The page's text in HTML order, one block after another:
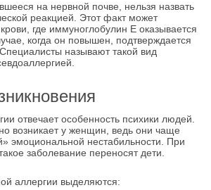
на нервной почве, нельзя назвать
реакцией. Этот факт может
где иммуноглобулин E оказывается
когда он повышен, подтверждается
называют такой вид
отвечает особенность психики людей.
возникает у женщин, ведь они чаще
эмоциональной нестабильности. При
заболевание переносят дети.
аллергии выделяются: